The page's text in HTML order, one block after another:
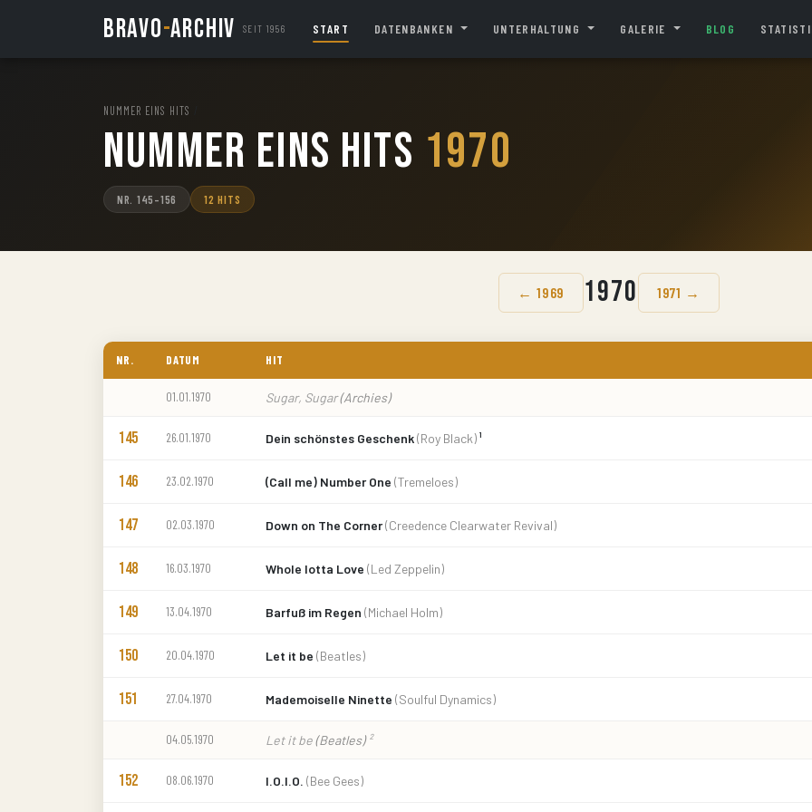
BRAVO-ARCHIV SEIT 1956 START DATENBANKEN UNTERHALTUNG GALERIE BLOG
NUMMER EINS HITS
Nummer Eins Hits 1970
NR. 145–156 12 HITS
← 1969 1970 1971 →
NR. DATUM HIT
01.01.1970 Sugar, Sugar(Archies)
145 26.01.1970 Dein schönstes Geschenk(Roy Black)¹
146 23.02.1970 (Call me) Number One (Tremeloes)
147 02.03.1970 Down on The Corner(Creedence Clearwater Revival)
148 16.03.1970 Whole lotta Love (Led Zeppelin)
149 13.04.1970 Barfuß im Regen (Michael Holm)
150 20.04.1970 Let it be (Beatles)
151 27.04.1970 Mademoiselle Ninette (Soulful Dynamics)
04.05.1970 Let it be(Beatles)²
152 08.06.1970 I.O.I.O. (Bee Gees)